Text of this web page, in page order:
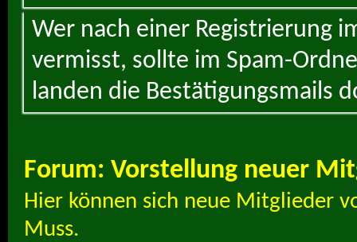
Wer nach einer Registrierung
vermisst, sollte im Spam-
landen die Bestätigungsmails
Forum: Vorstellung neuer
Hier können sich neue Mitglieder
Muss.